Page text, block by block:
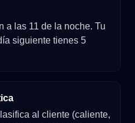
a las 11 de la noche. Tu
siguiente tienes 5
al cliente (caliente,